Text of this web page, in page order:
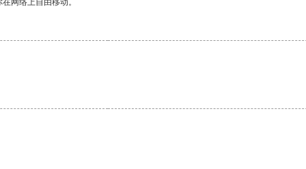
网络上自由移动。